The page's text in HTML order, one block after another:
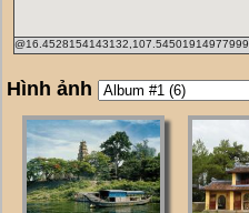
@16.4528154143132,107.54501914977999
Hình ảnh